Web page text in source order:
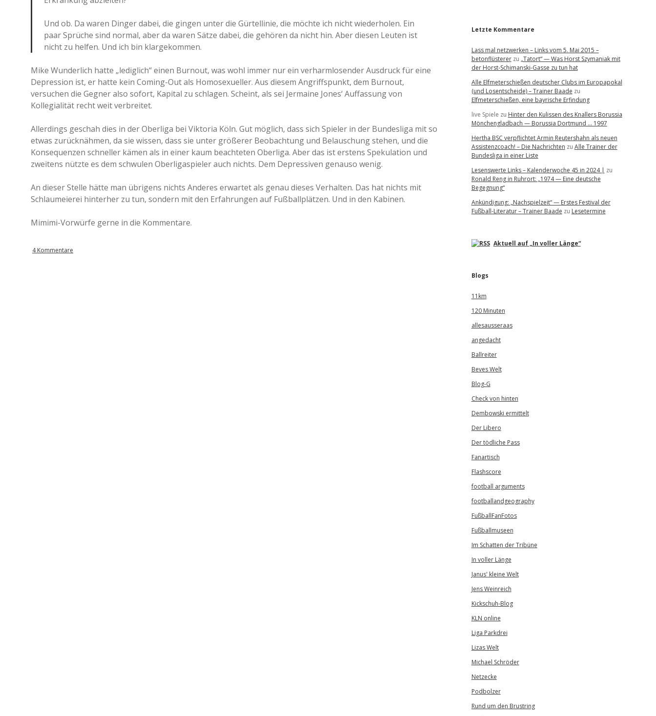
a
d
Und ob. Da waren Dinger dabei, die gingen unter die Gürtellinie, die möchte ich nicht wiederholen. Ein
paar Sprüche sind normal, aber da waren Sätze dabei, die gehören da nicht hin. Aber diesen Leuten ist
nicht zu helfen. Und ich bin klargekommen.
Mike Wunderlich hatte „lediglich“ einen Burnout, was wohl immer nur ein verharmlosender Ausdruck für eine
Depression ist, er hatte kein Coming-Out als Homosexueller. Aus diesem Angriffspunkt, dem Burnout,
versuchen die Gegner also sofort, Kapital zu schlagen. Scheint, als sei Jermaine Jones‘ Auffassung von
Kollegialität recht weit verbreitet.
Allerdings geschah dies in der Oberliga bei Viktoria Köln. Gut möglich, dass sich Spieler in der Bundesliga mit so
etwas zurücknähmen, da sie wissen, dass sie unter größerer Beobachtung und Belauschung stehen, und die
Konsequenzen schneller kämen als in einer kaum beachteten Oberliga. Aber das ist erstens Spekulation und
zweitens nützte es dem schwulen Oberligaspieler auch nichts. Dem Depressiven genauso wenig.
An dieser Stelle hätte man übrigens nichts Anderes erwartet als genau dieses Verhalten. Das hat nichts mit
Schlaumeierei hinterher zu tun, sondern mit den Erfahrungen auf Fußballplätzen. Und in den Kabinen.
Mimimi-Vorwürfe gerne in die Kommentare.
4 Kommentare
Letzte Kommentare
Lass mal netzwerken – Links vom 5. Mai 2015 –
betonflüstererzu „Tatort“ — Was Horst Szymaniak mit
der Horst-Schimanski-Gasse zu tun hat
Alle Elfmeterschießen deutscher Clubs im Europapokal
(und Losentscheide) – Trainer Baade zu
Elfmeterschießen, eine bayrische Erfindung
live Spiele zu Hinter den Kulissen des Knallers Borussia
Mönchengladbach — Borussia Dortmund … 1997
Hertha BSC verpflichtet Armin Reutershahn als neuen
Assistenzcoach! – Die Nachrichten zu Alle Trainer der
Bundesliga in einer Liste
Lesenswerte Links – Kalenderwoche 45 in 2024 | zu
Ronald Reng in Ruhrort: „1974 — Eine deutsche
Begegnung“
Ankündigung: „Nachspielzeit“ — Erstes Festival der
Fußball-Literatur – Trainer Baade zu Lesetermine
Aktuell auf „In voller Länge“
Blogs
11km
120 Minuten
allesausseraas
angedacht
Ballreiter
Beves Welt
Blog-G
Check von hinten
Dembowski ermittelt
Der Libero
Der tödliche Pass
Fanartisch
Flashscore
football arguments
footballandgeography
FußballFanFotos
Fußballmuseen
Im Schatten der Tribüne
In voller Länge
Janus' kleine Welt
Jens Weinreich
Kickschuh-Blog
KLN online
Liga Parkdrei
Lizas Welt
Michael Schröder
Netzecke
Podbolzer
Rund um den Brustring